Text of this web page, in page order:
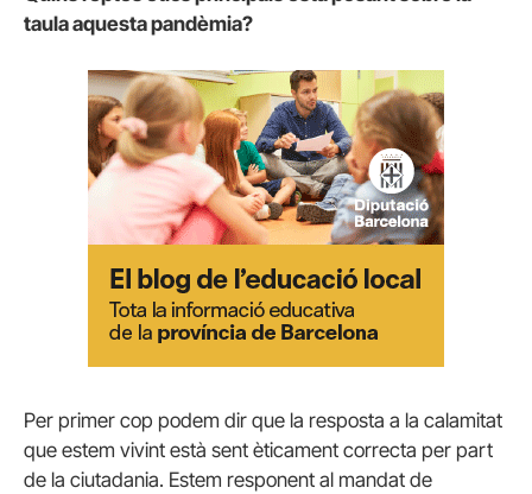
taula aquesta pandèmia?
Per primer cop podem dir que la resposta a la calamitat
que estem vivint està sent èticament correcta per part
de la ciutadania. Estem responent al mandat de